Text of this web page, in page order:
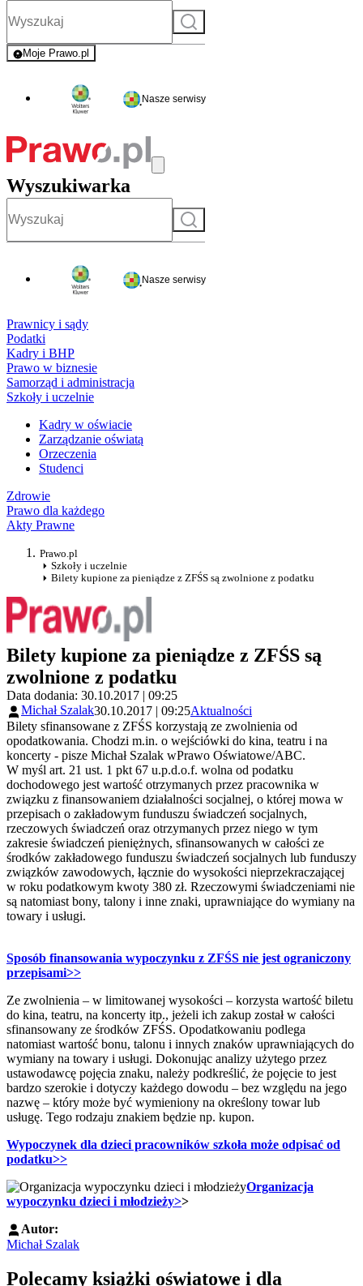
Szukaj
Moje Prawo.pl
- rejestracja i logowanie do serwisu
Nasze serwisy
Wyszukiwarka
Szukaj
Nasze serwisy
Prawnicy i sądy
Podatki
Kadry i BHP
Prawo w biznesie
Samorząd i administracja
Szkoły i uczelnie
Kadry w oświacie
Zarządzanie oświatą
Orzeczenia
Studenci
Zdrowie
Prawo dla każdego
Akty Prawne
Prawo.pl
Szkoły i uczelnie
Bilety kupione za pieniądze z ZFŚS są zwolnione z podatku
Bilety kupione za pieniądze z ZFŚS są
zwolnione z podatku
Data dodania: 30.10.2017 | 09:25
Michał Szalak30.10.2017 | 09:25Aktualności
Bilety sfinansowane z ZFŚS korzystają ze zwolnienia od
opodatkowania. Chodzi m.in. o wejściówki do kina, teatru i na
koncerty - pisze Michał Szalak wPrawo Oświatowe/ABC.
W myśl art. 21 ust. 1 pkt 67 u.p.d.o.f. wolna od podatku
dochodowego jest wartość otrzymanych przez pracownika w
związku z finansowaniem działalności socjalnej, o której mowa w
przepisach o zakładowym funduszu świadczeń socjalnych,
rzeczowych świadczeń oraz otrzymanych przez niego w tym
zakresie świadczeń pieniężnych, sfinansowanych w całości ze
środków zakładowego funduszu świadczeń socjalnych lub funduszy
związków zawodowych, łącznie do wysokości nieprzekraczającej
w roku podatkowym kwoty 380 zł. Rzeczowymi świadczeniami nie
są natomiast bony, talony i inne znaki, uprawniające do wymiany na
towary i usługi.
Sposób finansowania wypoczynku z ZFŚS nie jest ograniczony
przepisami>>
Ze zwolnienia – w limitowanej wysokości – korzysta wartość biletu
do kina, teatru, na koncerty itp., jeżeli ich zakup został w całości
sfinansowany ze środków ZFŚS. Opodatkowaniu podlega
natomiast wartość bonu, talonu i innych znaków uprawniających do
wymiany na towary i usługi. Dokonując analizy użytego przez
ustawodawcę pojęcia znaku, należy podkreślić, że pojęcie to jest
bardzo szerokie i dotyczy każdego dowodu – bez względu na jego
nazwę – który może być wymieniony na określony towar lub
usługę. Tego rodzaju znakiem będzie np. kupon.
Wypoczynek dla dzieci pracowników szkoła może odpisać od
podatku>>
Organizacja
wypoczynku dzieci i młodzieży>>
Autor:
Michał Szalak
Polecamy książki oświatowe i dla